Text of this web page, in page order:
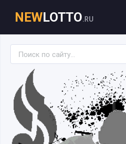
NEWLOTTO.RU